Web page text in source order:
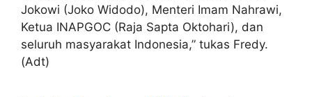
Jokowi (Joko Widodo), Menteri Imam Nahrawi,
Ketua INAPGOC (Raja Sapta Oktohari), dan
seluruh masyarakat Indonesia,” tukas Fredy.
(Adt)